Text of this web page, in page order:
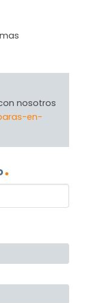
nosotros
en-